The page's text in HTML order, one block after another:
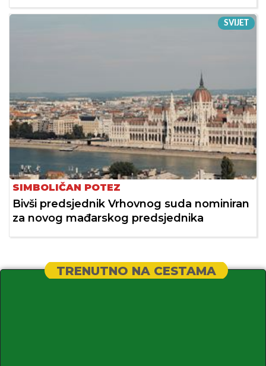
SVIJET
SIMBOLIČAN POTEZ
Bivši predsjednik Vrhovnog suda nominiran
za novog mađarskog predsjednika
TRENUTNO NA CESTAMA